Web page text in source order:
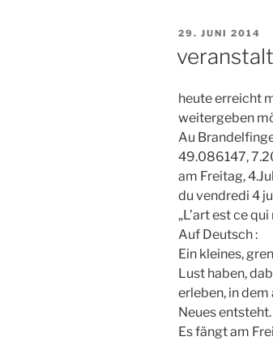
29. JUNI 2014
heute erreicht
weitergeben
Au
49.086147,
am Freitag,
du vendredi 4
„L’art est ce
Auf Deutsch :
Ein kleines,
Lust haben,
erleben, in dem
Neues entsteht.
Es fängt am